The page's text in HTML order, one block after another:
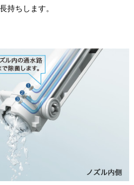
持ちします。